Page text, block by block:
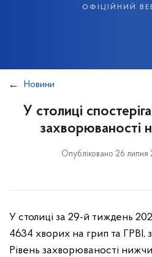
офіційний
Новини
У столиці
захворюваності
Опубліковано 26 липня
У столиці за 29-й тиждень
4634 хворих на грип та ГРВІ,
Рівень захворюваності